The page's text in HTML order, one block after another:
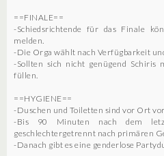
==FINALE==
-Schiedsrichtende für das Finale
melden.
-Die Orga wählt nach Verfügbarkeit
-Sollten sich nicht genügend Schiris
füllen.
==HYGIENE==
-Duschen und Toiletten sind vor Ort
-Bis 90 Minuten nach dem
geschlechtergetrennt nach primären
-Danach gibt es eine genderlose